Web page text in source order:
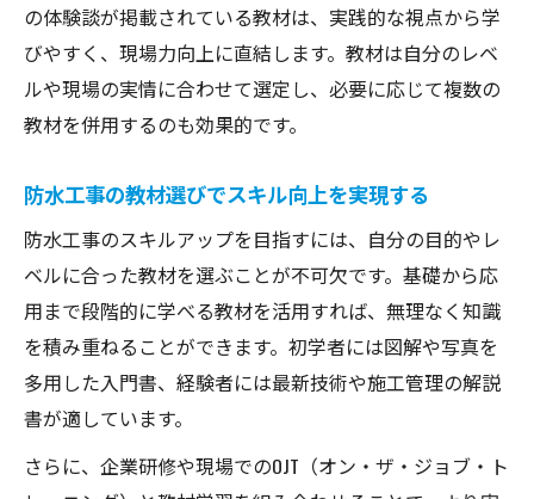
の体験談が掲載されている教材は、実践的な視点から学
びやすく、現場力向上に直結します。教材は自分のレベ
ルや現場の実情に合わせて選定し、必要に応じて複数の
教材を併用するのも効果的です。
防水工事の教材選びでスキル向上を実現する
防水工事のスキルアップを目指すには、自分の目的やレ
ベルに合った教材を選ぶことが不可欠です。基礎から応
用まで段階的に学べる教材を活用すれば、無理なく知識
を積み重ねることができます。初学者には図解や写真を
多用した入門書、経験者には最新技術や施工管理の解説
書が適しています。
さらに、企業研修や現場でのOJT（オン・ザ・ジョブ・ト